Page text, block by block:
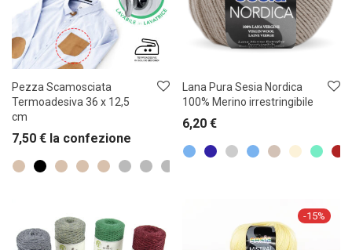
Pezza Scamosciata
Termoadesiva 36 x 12,5
cm
7,50 € la confezione
Lana Pura Sesia Nordica
100% Merino irrestringibile
6,20 €
-15%